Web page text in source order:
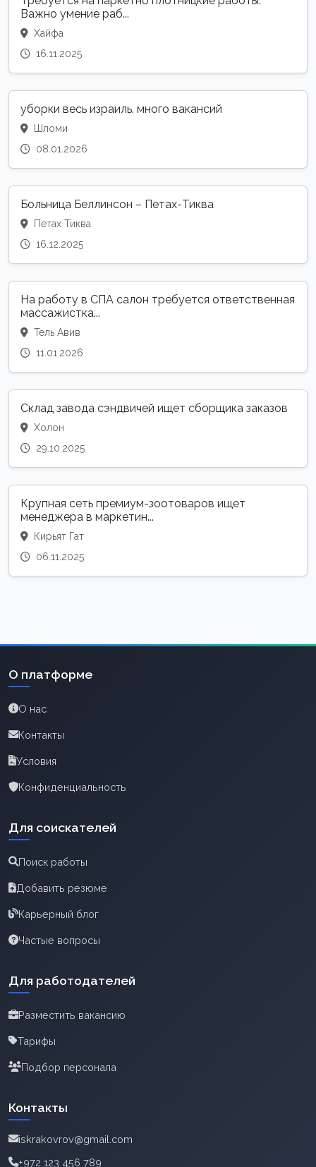
Важно умение раб...
Хайфа
16.11.2025
уборки весь израиль. много вакансий
Шломи
08.01.2026
Больница Беллинсон – Петах-Тиква
Петах Тиква
16.12.2025
На работу в СПА салон требуется ответственная
массажистка...
Тель Авив
11.01.2026
Склад завода сэндвичей ищет сборщика заказов
Холон
29.10.2025
Крупная сеть премиум-зоотоваров ищет
менеджера в маркетин...
Кирьят Гат
06.11.2025
О платформе
О нас
Контакты
Условия
Конфиденциальность
Для соискателей
Поиск работы
Добавить резюме
Карьерный блог
Частые вопросы
Для работодателей
Разместить вакансию
Тарифы
Подбор персонала
Контакты
iskrakovrov@gmail.com
+972 123 456 789